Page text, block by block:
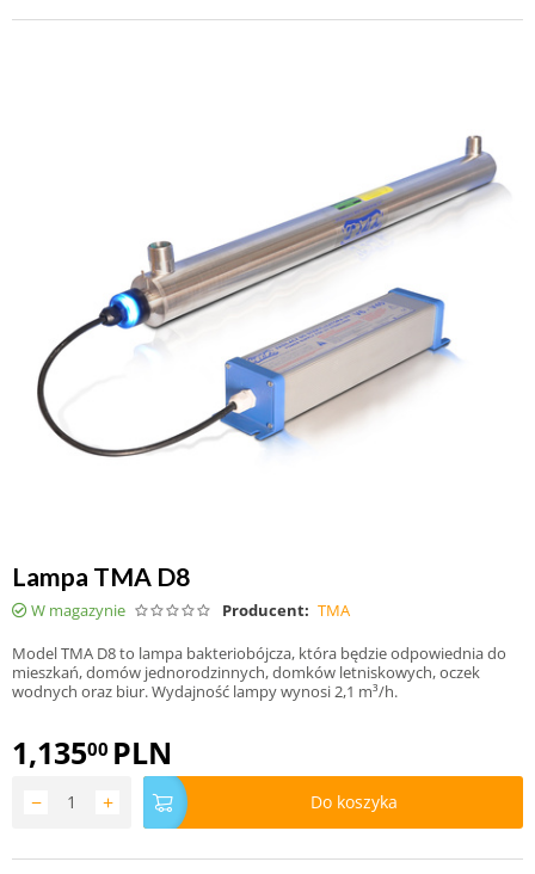
Lampa TMA D8
W magazynie Producent: TMA
Model TMA D8 to lampa bakteriobójcza, która będzie odpowiednia do
mieszkań, domów jednorodzinnych, domków letniskowych, oczek
wodnych oraz biur. Wydajność lampy wynosi 2,1 m³/h.
1,13500 PLN
+
− Do koszyka